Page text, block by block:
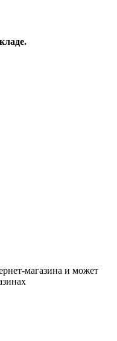
магазина и может